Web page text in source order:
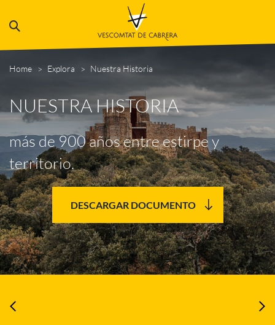
Home Explora Nuestra Historia
NUESTRA HISTORIA
más de 900 años entre estirpe y
territorio.
DESCARGAR DOCUMENTO